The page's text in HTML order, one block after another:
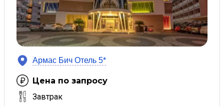
Армас Бич Отель 5*
Цена по запросу
Завтрак